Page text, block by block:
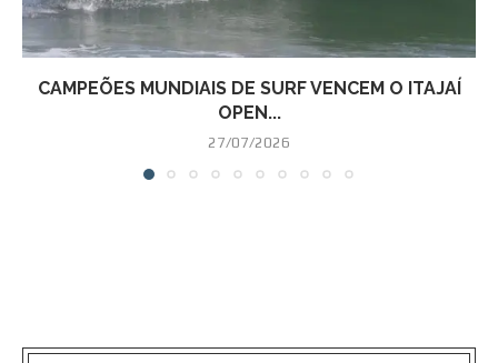
CAMPEÕES MUNDIAIS DE SURF VENCEM O ITAJAÍ
OPEN...
27/07/2026